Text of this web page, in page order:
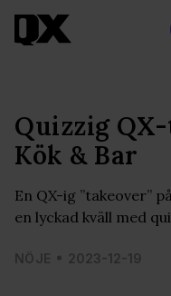
Quizzig
Kök & Bar
En QX-ig ”takeover”
en lyckad kväll med
NÖJE 2023-12-19